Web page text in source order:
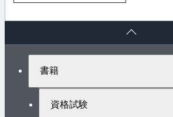
書籍
資格試験